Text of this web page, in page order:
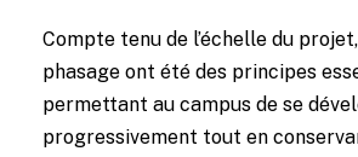
Compte tenu de l’échelle du
phasage ont été des principes
permettant au campus de se
progressivement tout en